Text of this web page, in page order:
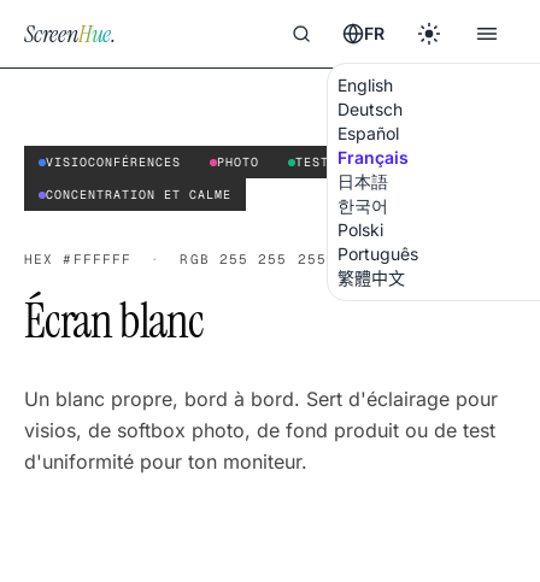
ScreenHue. FR
English
Deutsch
Español
Français
日本語
한국어
Polski
Português
繁體中文
VISIOCONFÉRENCES PHOTO TEST DE MONITEUR
CONCENTRATION ET CALME
HEX#FFFFFF · RGB 255 255 255
Écran blanc
Un blanc propre, bord à bord. Sert d'éclairage pour
visios, de softbox photo, de fond produit ou de test
d'uniformité pour ton moniteur.